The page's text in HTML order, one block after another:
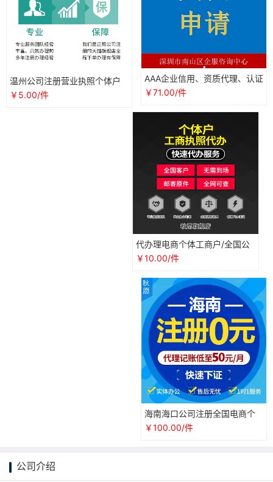
温州公司注册营业执照个体户
电商代办认证地址异常解除挂
￥5.00/件
AAA企业信用、资质代理、认证
代办
￥71.00/件
代办理电商个体工商户/全国公
司营业执照/抖音企业店铺注册
￥10.00/件
海南海口公司注册全国电商个
体户营业执照代办理工商注销
￥100.00/件
公司介绍